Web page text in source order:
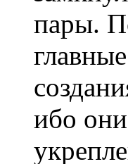
пары.
ибо